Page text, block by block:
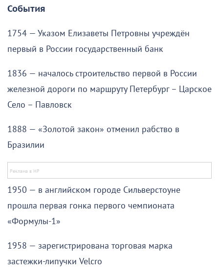
События
1754 — Указом Елизаветы Петровны учреждён
первый в России государственный банк
1836 — началось строительство первой в России
железной дороги по маршруту Петербург – Царское
Село – Павловск
1888 — «Золотой закон» отменил рабство в
Бразилии
1950 — в английском городе Сильверстоуне
прошла первая гонка первого чемпионата
«Формулы-1»
1958 — зарегистрирована торговая марка
застежки-липучки Velcrо